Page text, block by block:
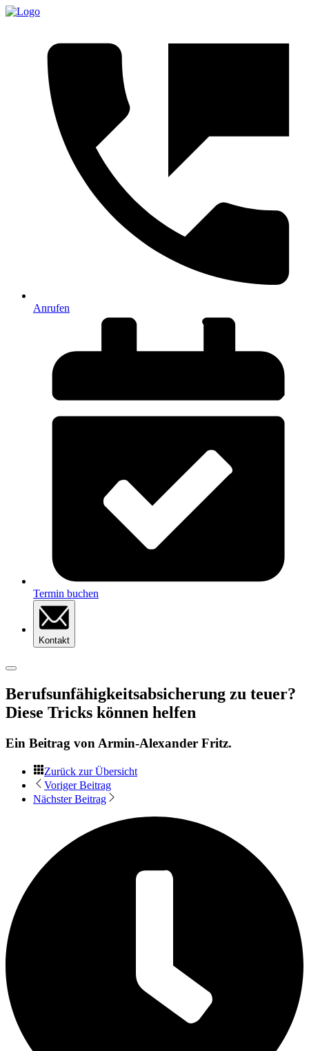
Anrufen
Termin buchen
Kontakt
Berufsunfähigkeitsabsicherung zu teuer?
Diese Tricks können helfen
Ein Beitrag von Armin-Alexander Fritz.
Zurück zur Übersicht
Voriger Beitrag
Nächster Beitrag